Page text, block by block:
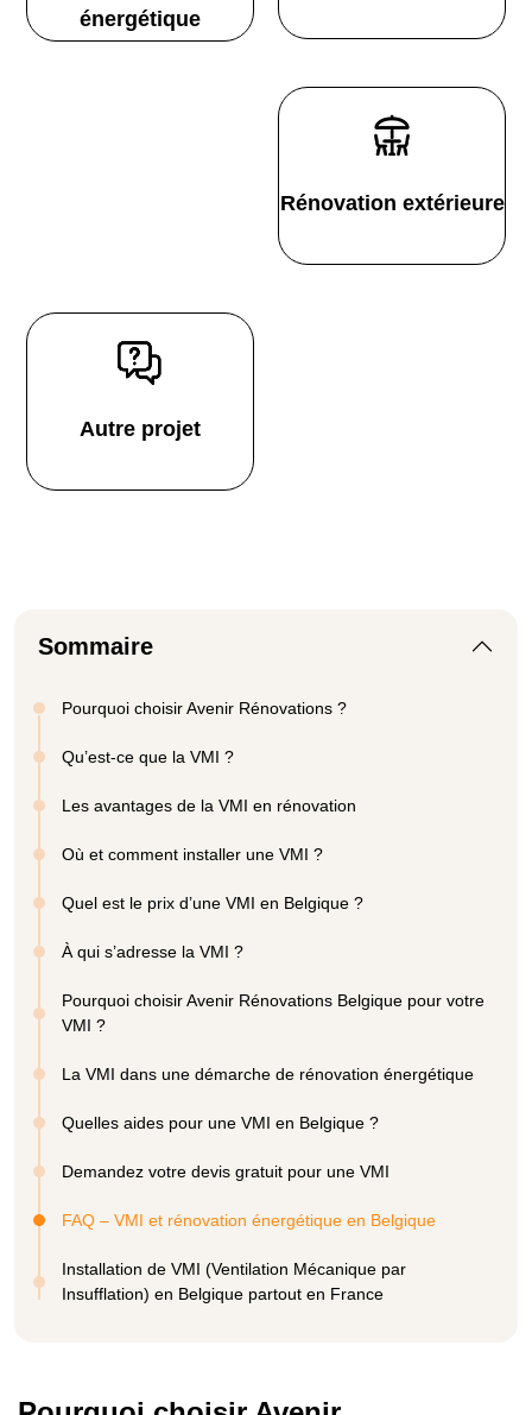
énergétique
Rénovation extérieure
Autre projet
Sommaire
Pourquoi choisir Avenir Rénovations ?
Qu’est-ce que la VMI ?
Les avantages de la VMI en rénovation
Où et comment installer une VMI ?
Quel est le prix d’une VMI en Belgique ?
À qui s’adresse la VMI ?
Pourquoi choisir Avenir Rénovations Belgique pour votre
VMI ?
La VMI dans une démarche de rénovation énergétique
Quelles aides pour une VMI en Belgique ?
Demandez votre devis gratuit pour une VMI
FAQ – VMI et rénovation énergétique en Belgique
Installation de VMI (Ventilation Mécanique par
Insufflation) en Belgique partout en France